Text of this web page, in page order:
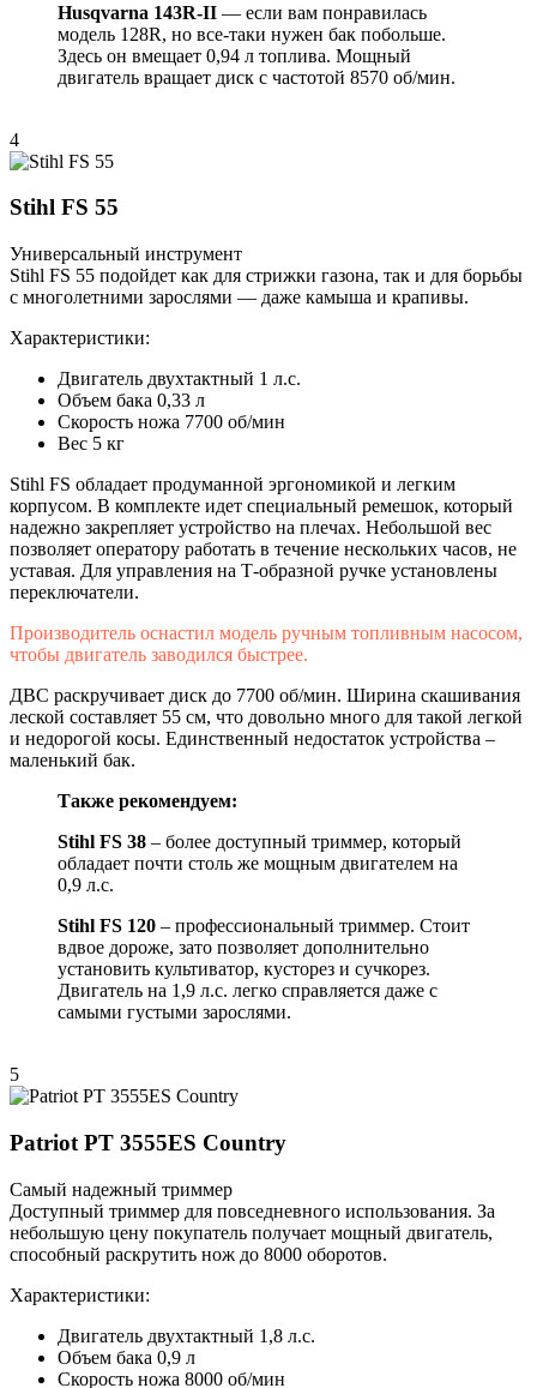
Husqvarna 143R-II — если вам понравилась
модель 128R, но все-таки нужен бак побольше.
Здесь он вмещает 0,94 л топлива. Мощный
двигатель вращает диск с частотой 8570 об/мин.
4
Stihl FS 55
Универсальный инструмент
Stihl FS 55 подойдет как для стрижки газона, так и для борьбы
с многолетними зарослями — даже камыша и крапивы.
Характеристики:
Двигатель двухтактный 1 л.с.
Объем бака 0,33 л
Скорость ножа 7700 об/мин
Вес 5 кг
Stihl FS обладает продуманной эргономикой и легким
корпусом. В комплекте идет специальный ремешок, который
надежно закрепляет устройство на плечах. Небольшой вес
позволяет оператору работать в течение нескольких часов, не
уставая. Для управления на Т-образной ручке установлены
переключатели.
Производитель оснастил модель ручным топливным насосом,
чтобы двигатель заводился быстрее.
ДВС раскручивает диск до 7700 об/мин. Ширина скашивания
леской составляет 55 см, что довольно много для такой легкой
и недорогой косы. Единственный недостаток устройства –
маленький бак.
Также рекомендуем:
Stihl FS 38 – более доступный триммер, который
обладает почти столь же мощным двигателем на
0,9 л.с.
Stihl FS 120 – профессиональный триммер. Стоит
вдвое дороже, зато позволяет дополнительно
установить культиватор, кусторез и сучкорез.
Двигатель на 1,9 л.с. легко справляется даже с
самыми густыми зарослями.
5
Patriot PT 3555ES Country
Самый надежный триммер
Доступный триммер для повседневного использования. За
небольшую цену покупатель получает мощный двигатель,
способный раскрутить нож до 8000 оборотов.
Характеристики:
Двигатель двухтактный 1,8 л.с.
Объем бака 0,9 л
Скорость ножа 8000 об/мин